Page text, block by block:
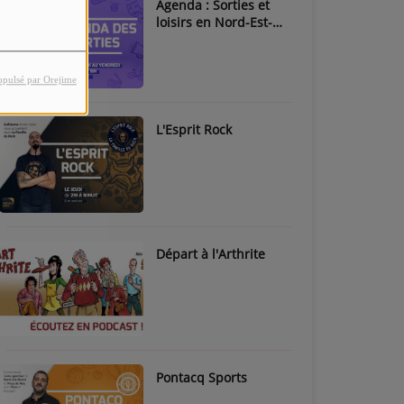
par Orejime
Agenda : Sorties et
loisirs en Nord-Est-
L'Esprit Rock
Départ à l'Arthrite
Pontacq Sports